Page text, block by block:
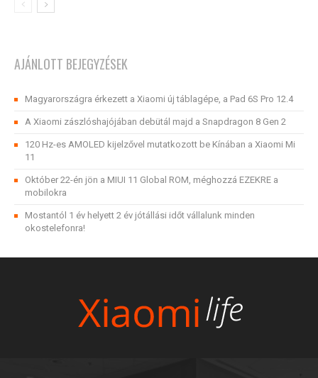
AJÁNLOTT BEJEGYZÉSEK
Magyarországra érkezett a Xiaomi új táblagépe, a Pad 6S Pro 12.4
A Xiaomi zászlóshajójában debütál majd a Snapdragon 8 Gen 2
120 Hz-es AMOLED kijelzővel mutatkozott be Kínában a Xiaomi Mi
11
Október 22-én jön a MIUI 11 Global ROM, méghozzá EZEKRE a
mobilokra
Mostantól 1 év helyett 2 év jótállási időt vállalunk minden
okostelefonra!